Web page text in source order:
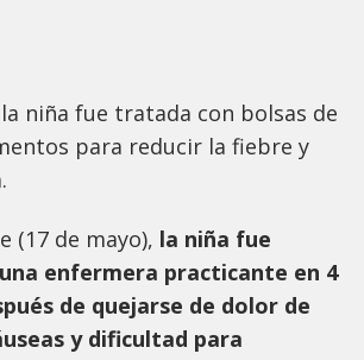
la niña fue tratada con bolsas de
para reducir la fiebre y
(17 de mayo), la niña fue
enfermera practicante en 4
de quejarse de dolor de
y dificultad para